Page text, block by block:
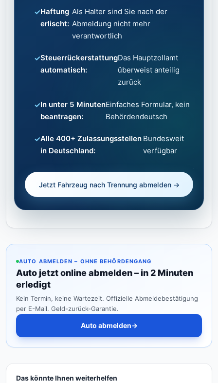
Haftung
erlischt:
Als Halter sind Sie nach der
Abmeldung nicht mehr
verantwortlich
Steuerrückerstattung
automatisch:
Das Hauptzollamt
überweist anteilig
zurück
In unter 5 Minuten
beantragen:
Einfaches Formular, kein
Behördendeutsch
Alle 400+ Zulassungsstellen
in Deutschland:
Bundesweit
verfügbar
Jetzt Fahrzeug nach Trennung abmelden →
AUTO ABMELDEN – OHNE BEHÖRDENGANG
Auto jetzt online abmelden – in 2 Minuten
erledigt
Kein Termin, keine Wartezeit. Offizielle Abmeldebestätigung
per E-Mail. Geld-zurück-Garantie.
Auto abmelden→
Das könnte Ihnen weiterhelfen